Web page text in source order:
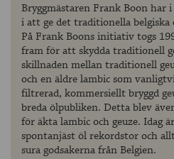
Bryggmästaren Frank Boon har
i att ge det traditionella belgiska
På Frank Boons initiativ togs
fram för att skydda traditionell
skillnaden mellan traditionell
och en äldre lambic som
filtrerad, kommersiellt bryggd
breda ölpubliken. Detta blev
för äkta lambic och geuze. Idag
spontanjäst öl rekordstor och
sura godsakerna från Belgien.